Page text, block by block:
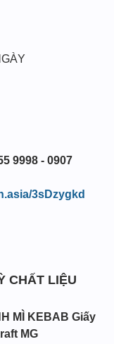
9998 - 0907
3sDzygkd
CHẤT LIỆU
MÌ KEBAB Giấy
MG